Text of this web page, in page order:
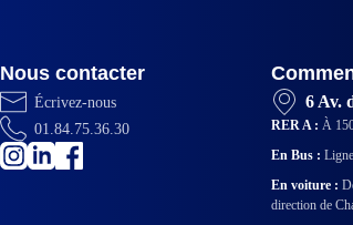
Nous contacter
Écrivez-nous
01.84.75.36.30
6 Av.
RER A : À
En Bus :
En voiture :
direction de